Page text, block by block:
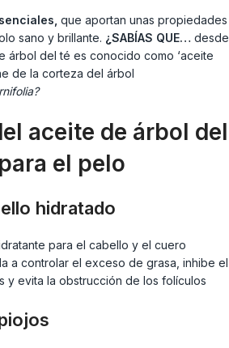
que aportan unas propiedades
sano y brillante. ¿SABÍAS QUE… desde
árbol del té es conocido como ‘aceite
de la corteza del árbol
aceite de árbol del
el pelo
hidratado
para el cabello y el cuero
a controlar el exceso de grasa, inhibe el
y evita la obstrucción de los folículos